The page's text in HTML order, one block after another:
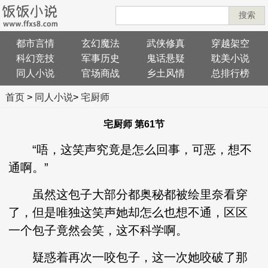
搜索
都市言情 玄幻魔法 武侠修真
穿越架空
科幻竞技
军事历史 鬼话悬疑
耽美小说
同人小说
官场商战 乡土风情 总排行榜
首页> 同人小说> 宅厨师
宅厨师 第61节
“唔，这笑声究竟是怎么回事，可恶，想不
通啊。”
虽然这包子大部分都奥秘都被绘里奈看穿
了，但是唯独这笑声她却怎么也想不通，区区
一个包子竟然会笑，这不科学啊。
疑惑着再次一咬包子，这一次她咬破了那